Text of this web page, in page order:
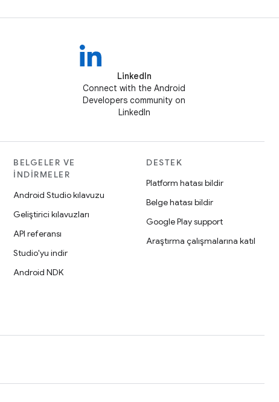
LinkedIn
Connect with the Android
Developers community on
LinkedIn
BELGELER VE
İNDIRMELER
Android Studio kılavuzu
Geliştirici kılavuzları
API referansı
Studio'yu indir
Android NDK
DESTEK
Platform hatası bildir
Belge hatası bildir
Google Play support
Araştırma çalışmalarına katıl